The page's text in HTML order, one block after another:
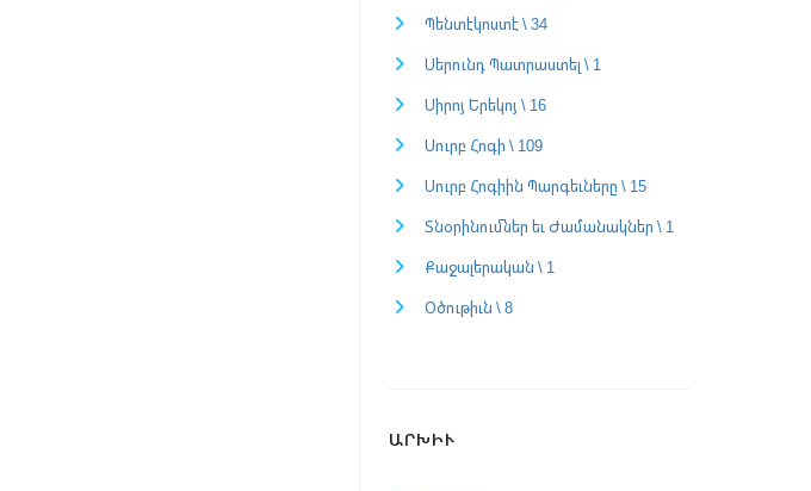
Պենտէկոստէ \ 34
Սերունդ Պատրաստել \ 1
Սիրոյ Երեկոյ \ 16
Սուրբ Հոգի \ 109
Սուրբ Հոգիին Պարգեւները \ 15
Տնօրինումներ եւ Ժամանակներ \ 1
Քաջալերական \ 1
Օծութիւն \ 8
ԱՐԽԻՒ